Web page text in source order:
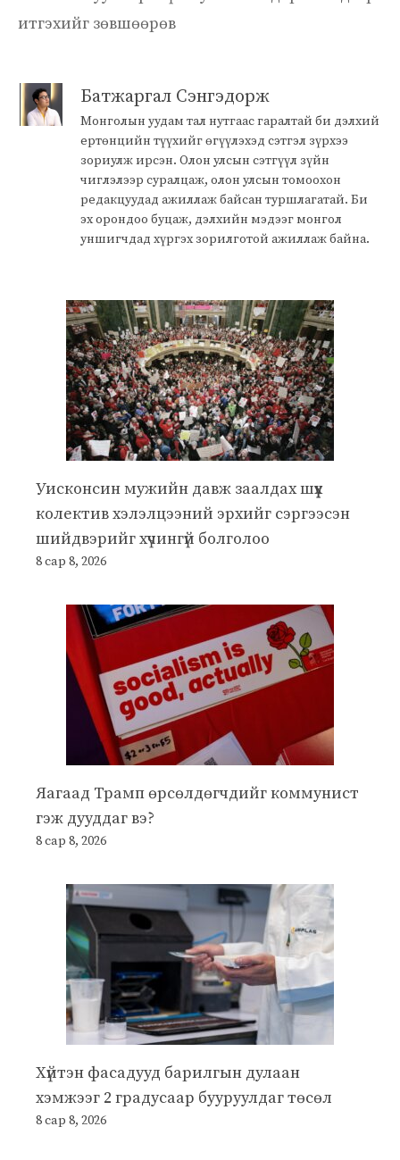
итгэхийг зөвшөөрөв
Батжаргал Сэнгэдорж
Монголын уудам тал нутгаас гаралтай би дэлхий
ертөнцийн түүхийг өгүүлэхэд сэтгэл зүрхээ
зориулж ирсэн. Олон улсын сэтгүүл зүйн
чиглэлээр суралцаж, олон улсын томоохон
редакцуудад ажиллаж байсан туршлагатай. Би
эх орондоо буцаж, дэлхийн мэдээг монгол
уншигчдад хүргэх зорилготой ажиллаж байна.
Уисконсин мужийн давж заалдах шүүх
колектив хэлэлцээний эрхийг сэргээсэн
шийдвэрийг хүчингүй болголоо
8 сар 8, 2026
Яагаад Трамп өрсөлдөгчдийг коммунист
гэж дууддаг вэ?
8 сар 8, 2026
Хүйтэн фасадууд барилгын дулаан
хэмжээг 2 градусаар бууруулдаг төсөл
8 сар 8, 2026